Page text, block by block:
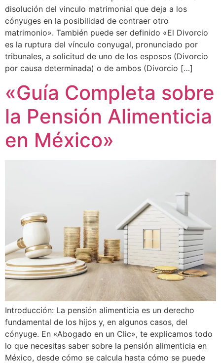
disolución del vinculo matrimonial que deja a los
cónyuges en la posibilidad de contraer otro
matrimonio». También puede ser definido «El Divorcio
es la ruptura del vínculo conyugal, pronunciado por
tribunales, a solicitud de uno de los esposos (Divorcio
por causa determinada) o de ambos (Divorcio […]
«Guía Completa sobre
la Pensión Alimenticia
en México»
Introducción: La pensión alimenticia es un derecho
fundamental de los hijos y, en algunos casos, del
cónyuge. En «Abogado en un Clic», te explicamos todo
lo que necesitas saber sobre la pensión alimenticia en
México, desde cómo se calcula hasta cómo se puede